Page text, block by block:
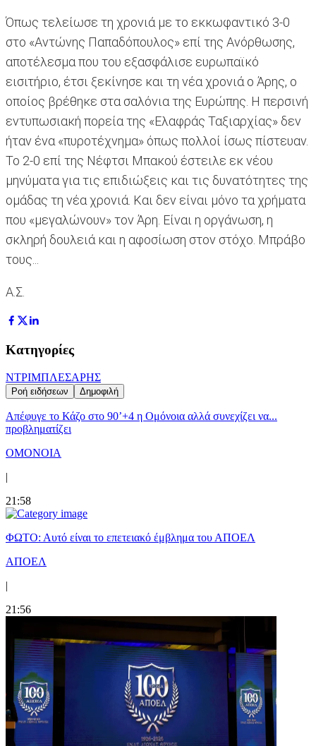
Όπως τελείωσε τη χρονιά με το εκκωφαντικό 3-0
στο «Αντώνης Παπαδόπουλος» επί της Ανόρθωσης,
αποτέλεσμα που του εξασφάλισε ευρωπαϊκό
εισιτήριο, έτσι ξεκίνησε και τη νέα χρονιά ο Άρης, ο
οποίος βρέθηκε στα σαλόνια της Ευρώπης. Η περσινή
εντυπωσιακή πορεία της «Ελαφράς Ταξιαρχίας» δεν
ήταν ένα «πυροτέχνημα» όπως πολλοί ίσως πίστευαν.
Το 2-0 επί της Νέφτσι Μπακού έστειλε εκ νέου
μηνύματα για τις επιδιώξεις και τις δυνατότητες της
ομάδας τη νέα χρονιά. Και δεν είναι μόνο τα χρήματα
που «μεγαλώνουν» τον Άρη. Είναι η οργάνωση, η
σκληρή δουλειά και η αφοσίωση στον στόχο. Μπράβο
τους...
Α.Σ.
Κατηγορίες
ΝΤΡΙΜΠΛΕΣΑΡΗΣ
Ροή ειδήσεων Δημοφιλή
Απέφυγε το Κάζο στο 90’+4 η Ομόνοια αλλά συνεχίζει να...
προβληματίζει
ΟΜΟΝΟΙΑ
|
21:58
ΦΩΤΟ: Αυτό είναι το επετειακό έμβλημα του ΑΠΟΕΛ
ΑΠΟΕΛ
|
21:56